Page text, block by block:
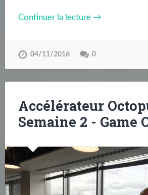
Continuer la lecture →
04/11/2016 0
Accélérateur
Semaine 2 - Game